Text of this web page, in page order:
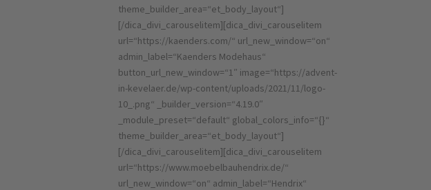
theme_builder_area=“et_body_layout“]
[/dica_divi_carouselitem][dica_divi_carouselitem
url=“https://kaenders.com/“ url_new_window=“on“
admin_label=“Kaenders Modehaus“
button_url_new_window=“1″ image=“https://advent-
in-kevelaer.de/wp-content/uploads/2021/11/logo-
10_.png“ _builder_version=“4.19.0″
_module_preset=“default“ global_colors_info=“{}“
theme_builder_area=“et_body_layout“]
[/dica_divi_carouselitem][dica_divi_carouselitem
url=“https://www.moebelbauhendrix.de/“
url_new_window=“on“ admin_label=“Hendrix“